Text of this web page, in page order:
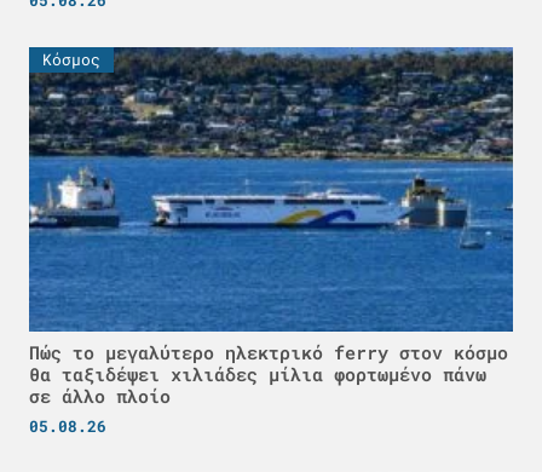
Κόσμος
Πώς το μεγαλύτερο ηλεκτρικό ferry στον κόσμο
θα ταξιδέψει χιλιάδες μίλια φορτωμένο πάνω
σε άλλο πλοίο
05.08.26